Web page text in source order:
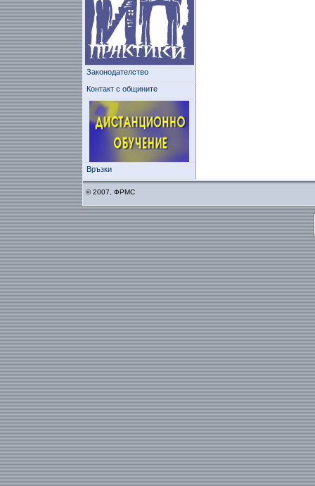
Законодателство
Контакт с общините
Връзки
© 2007, ФРМС